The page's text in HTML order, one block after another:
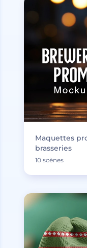
Maquettes
brasseries
10 scènes